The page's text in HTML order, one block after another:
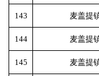
143 麦盖提
144 麦盖提
145 麦盖提